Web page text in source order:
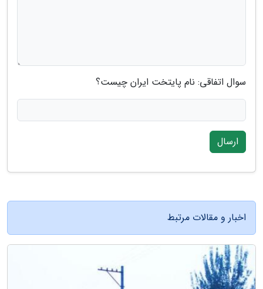
سوال اتفاقی: نام پایتخت ایران چیست؟
ارسال
اخبار و مقالات مرتبط